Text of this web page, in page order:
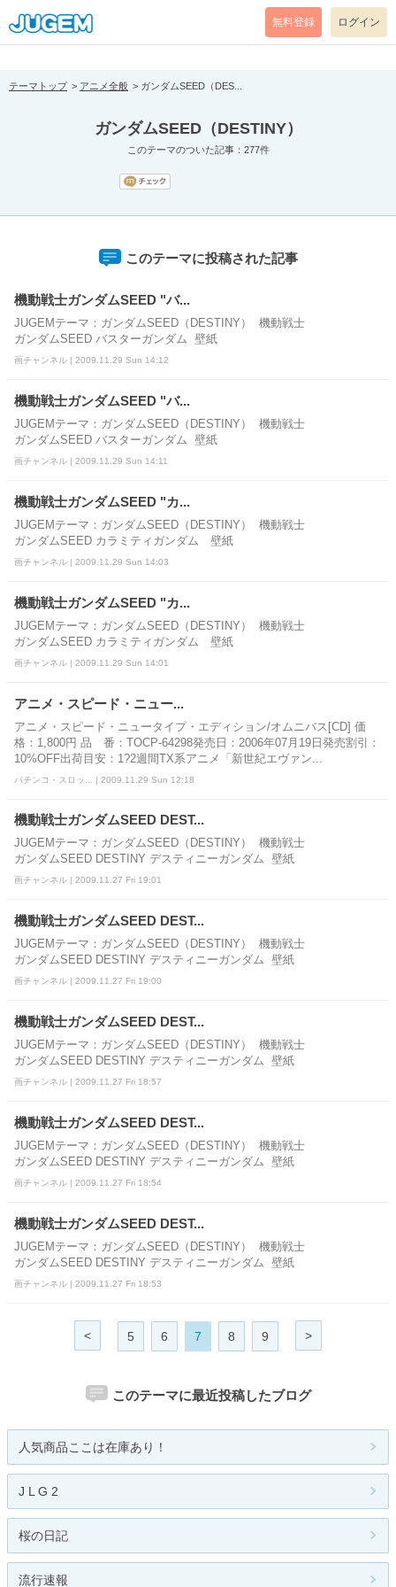
[pear_error: message="Success" code=0 mode=return level=notice
prefix="" info=""]
無料登録 ログイン
テーマトップ アニメ全般 ガンダムSEED（DES...
ガンダムSEED（DESTINY）
このテーマのついた記事：277件
このテーマに投稿された記事
機動戦士ガンダムSEED "バ...
JUGEMテーマ：ガンダムSEED（DESTINY） 機動戦士
ガンダムSEED バスターガンダム 壁紙
画チャンネル | 2009.11.29 Sun 14:12
機動戦士ガンダムSEED "バ...
JUGEMテーマ：ガンダムSEED（DESTINY） 機動戦士
ガンダムSEED バスターガンダム 壁紙
画チャンネル | 2009.11.29 Sun 14:11
機動戦士ガンダムSEED "カ...
JUGEMテーマ：ガンダムSEED（DESTINY） 機動戦士
ガンダムSEED カラミティガンダム 壁紙
画チャンネル | 2009.11.29 Sun 14:03
機動戦士ガンダムSEED "カ...
JUGEMテーマ：ガンダムSEED（DESTINY） 機動戦士
ガンダムSEED カラミティガンダム 壁紙
画チャンネル | 2009.11.29 Sun 14:01
アニメ・スピード・ニュー...
アニメ・スピード・ニュータイプ・エディション/オムニバス[CD] 価
格：1,800円 品 番：TOCP-64298発売日：2006年07月19日発売割引：
10%OFF出荷目安：1?2週間TX系アニメ「新世紀エヴァン...
パチンコ・スロッ... | 2009.11.29 Sun 12:18
機動戦士ガンダムSEED DEST...
JUGEMテーマ：ガンダムSEED（DESTINY） 機動戦士
ガンダムSEED DESTINY デスティニーガンダム 壁紙
画チャンネル | 2009.11.27 Fri 19:01
機動戦士ガンダムSEED DEST...
JUGEMテーマ：ガンダムSEED（DESTINY） 機動戦士
ガンダムSEED DESTINY デスティニーガンダム 壁紙
画チャンネル | 2009.11.27 Fri 19:00
機動戦士ガンダムSEED DEST...
JUGEMテーマ：ガンダムSEED（DESTINY） 機動戦士
ガンダムSEED DESTINY デスティニーガンダム 壁紙
画チャンネル | 2009.11.27 Fri 18:57
機動戦士ガンダムSEED DEST...
JUGEMテーマ：ガンダムSEED（DESTINY） 機動戦士
ガンダムSEED DESTINY デスティニーガンダム 壁紙
画チャンネル | 2009.11.27 Fri 18:54
機動戦士ガンダムSEED DEST...
JUGEMテーマ：ガンダムSEED（DESTINY） 機動戦士
ガンダムSEED DESTINY デスティニーガンダム 壁紙
画チャンネル | 2009.11.27 Fri 18:53
< 5 6 7 8 9 >
このテーマに最近投稿したブログ
人気商品ここは在庫あり！
J L G 2
桜の日記
流行速報